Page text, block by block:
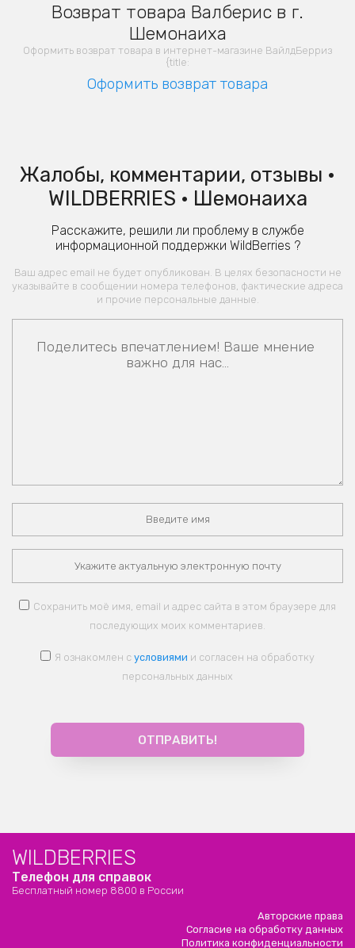
Возврат товара Валберис в г.
Шемонаиха
Оформить возврат товара в интернет-магазине ВайлдБерриз
{title:
Оформить возврат товара
Жалобы, комментарии, отзывы •
WILDBERRIES • Шемонаиха
Расскажите, решили ли проблему в службе
информационной поддержки WildBerries ?
Ваш адрес email не будет опубликован. В целях безопасности не
указывайте в сообщении номера телефонов, фактические адреса
и прочие персональные данные.
Сохранить моё имя, email и адрес сайта в этом браузере для
последующих моих комментариев.
Я ознакомлен с условиями и согласен на обработку
персональных данных
WILDBERRIES
Телефон для справок
Бесплатный номер 8800 в России
Авторские права
Согласие на обработку данных
Политика конфиденциальности